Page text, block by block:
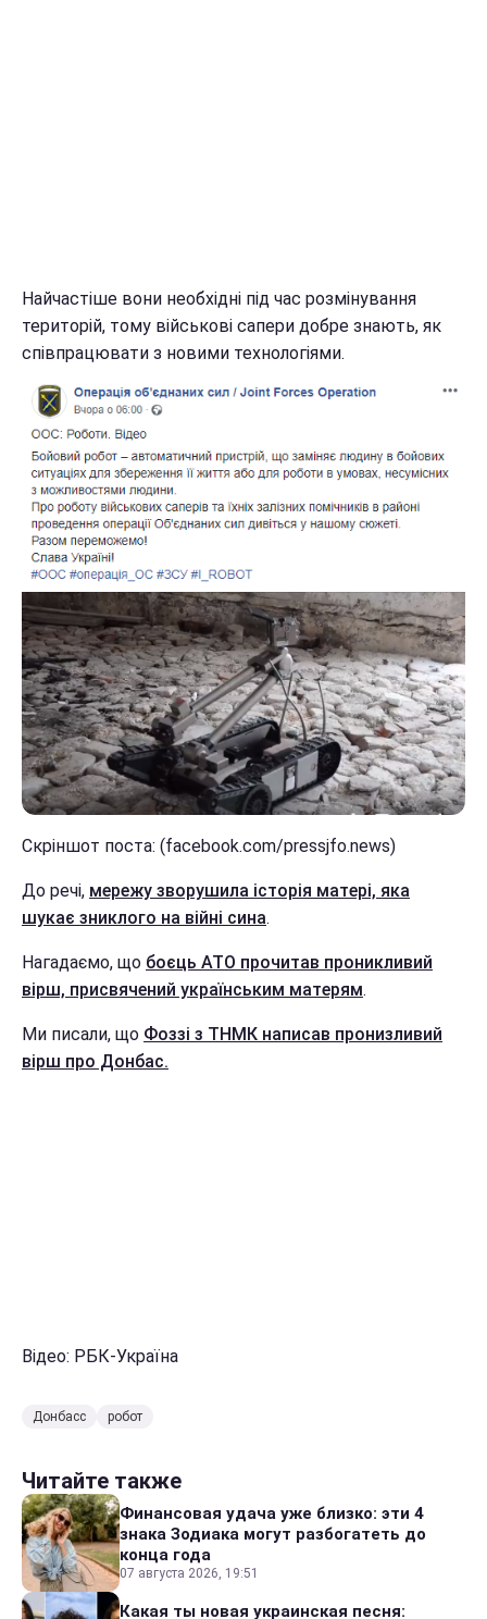
Найчастіше вони необхідні під час розмінування
територій, тому військові сапери добре знають, як
співпрацювати з новими технологіями.
Скріншот поста: (facebook.com/pressjfo.news)
До речі, мережу зворушила історія матері, яка
шукає зниклого на війні сина.
Нагадаємо, що боєць АТО прочитав проникливий
вірш, присвячений українським матерям.
Ми писали, що Фоззі з ТНМК написав пронизливий
вірш про Донбас.
Відео: РБК-Україна
Донбасс робот
Читайте также
Финансовая удача уже близко: эти 4
знака Зодиака могут разбогатеть до
конца года
07 августа 2026, 19:51
Какая ты новая украинская песня: